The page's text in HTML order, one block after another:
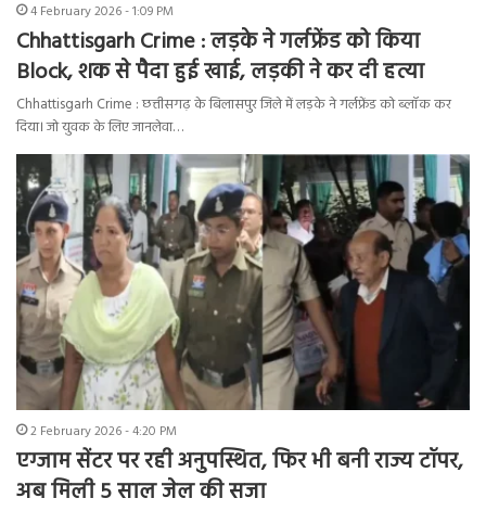
4 February 2026 - 1:09 PM
Chhattisgarh Crime : लड़के ने गर्लफ्रेंड को किया
Block, शक से पैदा हुई खाई, लड़की ने कर दी हत्या
Chhattisgarh Crime : छत्तीसगढ़ के बिलासपुर जिले में लड़के ने गर्लफ्रेंड को ब्लॉक कर
दिया। जो युवक के लिए जानलेवा…
2 February 2026 - 4:20 PM
एग्जाम सेंटर पर रही अनुपस्थित, फिर भी बनी राज्य टॉपर,
अब मिली 5 साल जेल की सजा